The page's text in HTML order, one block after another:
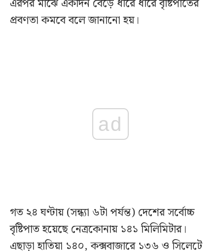
এরপর মাঝে একদিন বেড়ে ধীরে ধীরে বৃষ্টিপাতের
প্রবণতা কমবে বলে জানানো হয়।
ad
গত ২৪ ঘণ্টায় (সন্ধ্যা ৬টা পর্যন্ত) দেশের সর্বোচ্চ
বৃষ্টিপাত হয়েছে নেত্রকোনায় ১৪১ মিলিমিটার।
এছাড়া হাতিয়া ১৪০, কক্সবাজারে ১৩৬ ও সিলেটে